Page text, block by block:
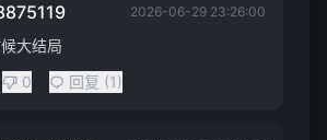
2026-06-29 23:26:00
大结局
0 回复 (1)